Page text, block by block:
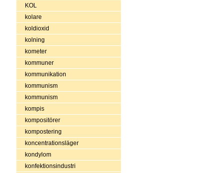
KOL
kolare
koldioxid
kolning
kometer
kommuner
kommunikation
kommunism
kommunism
kompis
kompositörer
kompostering
koncentrationsläger
kondylom
konfektionsindustri